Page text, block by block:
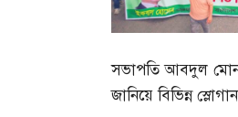
সভাপতি আবদুল
জানিয়ে বিভিন্ন